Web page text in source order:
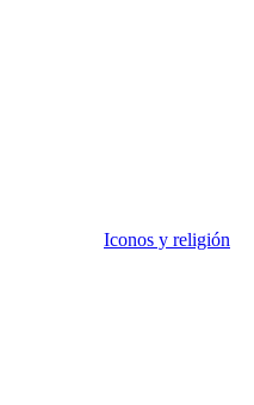
Iconos y religión